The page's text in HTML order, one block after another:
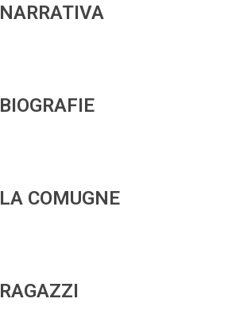
NARRATIVA
BIOGRAFIE
LA COMUGNE
RAGAZZI